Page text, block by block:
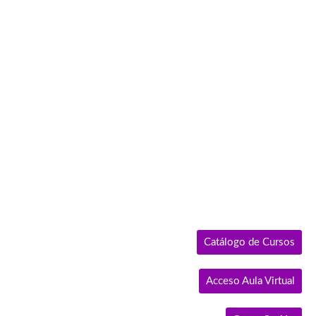
Catálogo de Cursos
Acceso Aula Virtual